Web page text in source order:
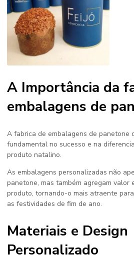
A Importância da
embalagens de
A fabrica de embalagens de panetone
fundamental no sucesso e na
produto natalino.
As embalagens personalizadas não
panetone, mas também agregam valor
produto, tornando-o mais atraente
as festividades de fim de ano.
Materiais e Design
Personalizado